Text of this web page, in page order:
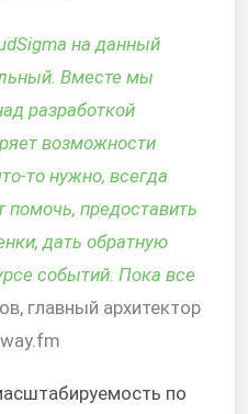
на данный
Вместе мы
разработкой
возможности
то нужно, всегда
помочь, предоставить
дать обратную
событий. Пока все
главный архитектор
по